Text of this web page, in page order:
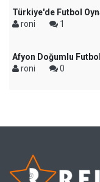
Türkiye'de Futbol
roni
1
Afyon Doğumlu
roni
0